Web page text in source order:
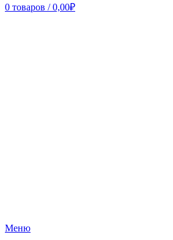
0 товаров / 0,00₽
Меню